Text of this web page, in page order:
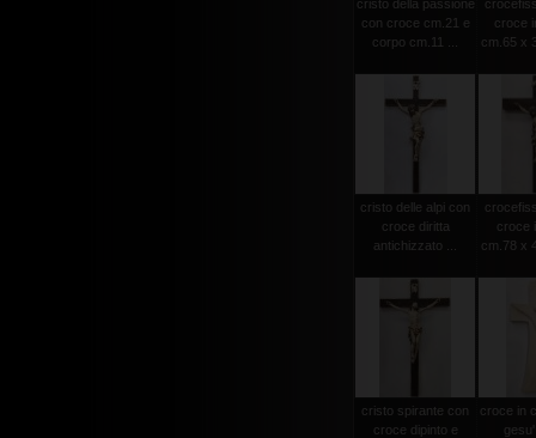
cristo della passione
con croce cm.21 e
corpo cm.11 ...
croce
cm.65 x
cristo delle alpi con
croce diritta
antichizzato ...
croce
cm.78 x
cristo spirante con
croce dipinto e
croce in